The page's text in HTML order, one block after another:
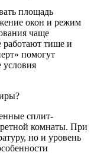
площадь
окон и режим
чаще
тише и
помогут
условия
сплит-
комнаты. При
но и уровень